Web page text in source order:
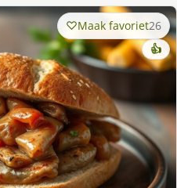
Maak favoriet26
👍